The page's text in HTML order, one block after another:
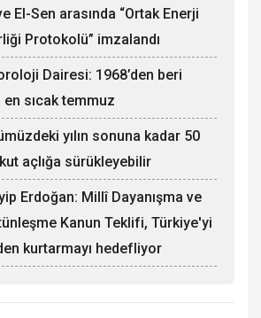
El-Sen arasında “Ortak Enerji
Protokolü” imzalandı
Dairesi: 1968’den beri
en sıcak temmuz
yılın sonuna kadar 50
açlığa sürükleyebilir
Erdoğan: Millî Dayanışma ve
Kanun Teklifi, Türkiye'yi
kurtarmayı hedefliyor